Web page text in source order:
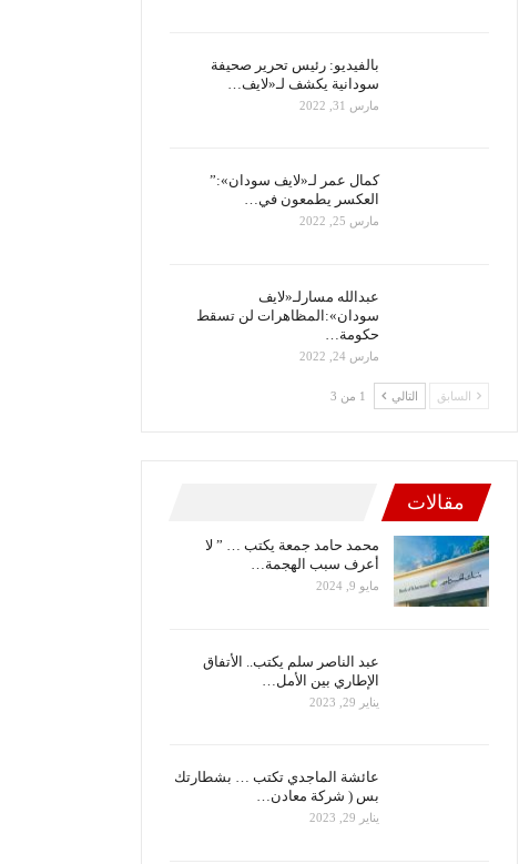
بالفيديو: رئيس تحرير صحيفة
سودانية يكشف لـ«لايف…
مارس 31, 2022
كمال عمر لـ«لايف سودان»:”
العكسر يطمعون في…
مارس 25, 2022
عبدالله مسارلـ«لايف
سودان»:المظاهرات لن تسقط
حكومة…
مارس 24, 2022
السابق التالي 1 من 3
مقالات
محمد حامد جمعة يكتب … ” لا
أعرف سبب الهجمة…
مايو 9, 2024
عبد الناصر سلم يكتب.. الأتفاق
الإطاري بين الأمل…
يناير 29, 2023
عائشة الماجدي تكتب … بشطارتك
بس ( شركة معادن…
يناير 29, 2023